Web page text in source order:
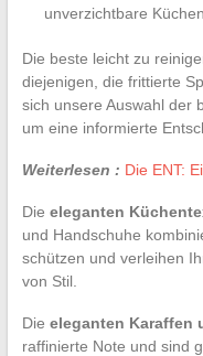
unverzichtbare
Die beste leicht zu
diejenigen, die frittierte
sich unsere Auswahl der
um eine informierte
Weiterlesen : Die ENT:
Die eleganten
und Handschuhe
schützen und verleihen
von Stil.
Die eleganten Karaffen
raffinierte Note und sind